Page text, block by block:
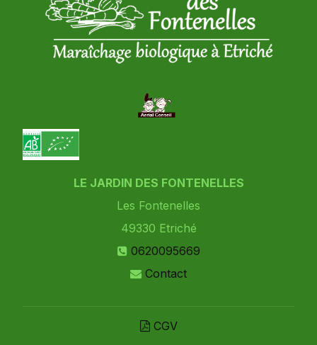
LE JARDIN DES FONTENELLES
Les Fontenelles
49330 Etriché
0620095669
Contact
CGV